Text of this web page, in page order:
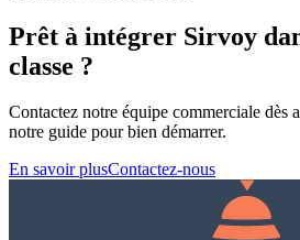
Prêt à intégrer Sirvoy
classe ?
Contactez notre équipe commerciale dès
notre guide pour bien démarrer.
En savoir plusContactez-nous